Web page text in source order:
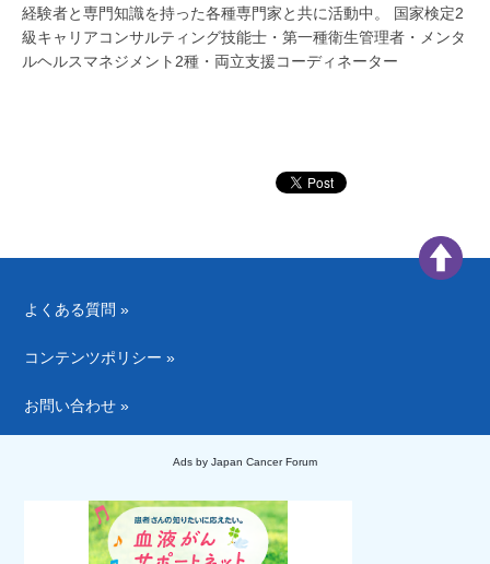
経験者と専門知識を持った各種専門家と共に活動中。 国家検定2
級キャリアコンサルティング技能士・第一種衛生管理者・メンタ
ルヘルスマネジメント2種・両立支援コーディネーター
よくある質問 »
コンテンツポリシー »
お問い合わせ »
Ads by Japan Cancer Forum